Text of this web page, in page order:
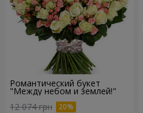
Романтический букет
"Между небом и землей!"
12 074 грн